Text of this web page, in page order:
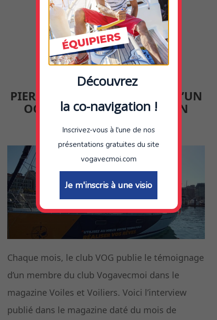
EN SAVOIR PLUS
PIERRE-YVES, PROPRIÉTAIRE D’UN
OCEANIS 393 À TREBEURDEN
Posté le25 novembre 2024 by Florian
Chaque mois, le club VOG publie le témoignage
d’un membre du club Vogavecmoi dans le
magazine Voiles et Voiliers. Voici l’interview
publié dans le magazine daté du mois de
Découvrez
la co-navigation !
Inscrivez-vous à l'une de nos
présentations gratuites du site
vogavecmoi.com
Je m'inscris à une visio